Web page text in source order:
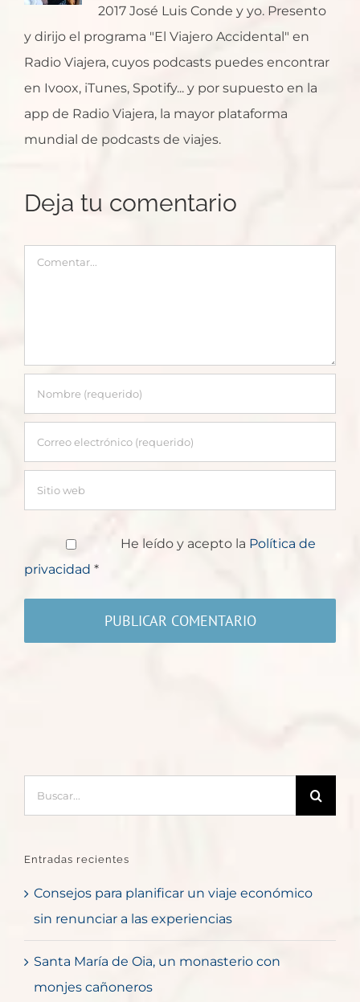
2017 José Luis Conde y yo. Presento
y dirijo el programa "El Viajero Accidental" en
Radio Viajera, cuyos podcasts puedes encontrar
en Ivoox, iTunes, Spotify... y por supuesto en la
app de Radio Viajera, la mayor plataforma
mundial de podcasts de viajes.
Deja tu comentario
Comentar
He leído y acepto la Política de
privacidad *
Entradas recientes
Consejos para planificar un viaje económico
sin renunciar a las experiencias
Santa María de Oia, un monasterio con
monjes cañoneros